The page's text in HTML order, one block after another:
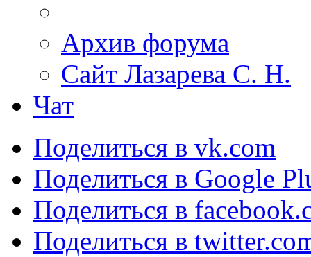
Архив форума
Сайт Лазарева С. Н.
Чат
Поделиться в vk.com
Поделиться в Google
Поделиться в
Поделиться в